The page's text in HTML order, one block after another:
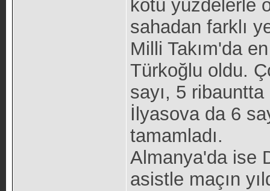
kötü yüzdelerle
sahadan farklı
Milli Takım'da
Türkoğlu oldu.
sayı, 5
İlyasova da 6
tamamladı.
Almanya'da ise
asistle maçın